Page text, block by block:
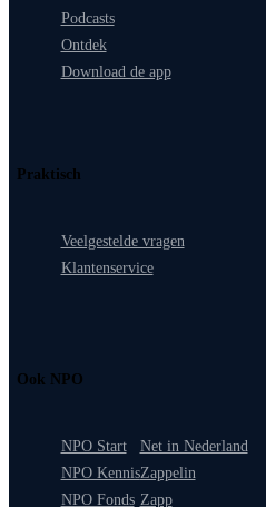
Podcasts
Ontdek
Download de app
Praktisch
Veelgestelde vragen
Klantenservice
Ook NPO
NPO Start
NPO Kennis
NPO Fonds
Net in Nederland
Zappelin
Zapp